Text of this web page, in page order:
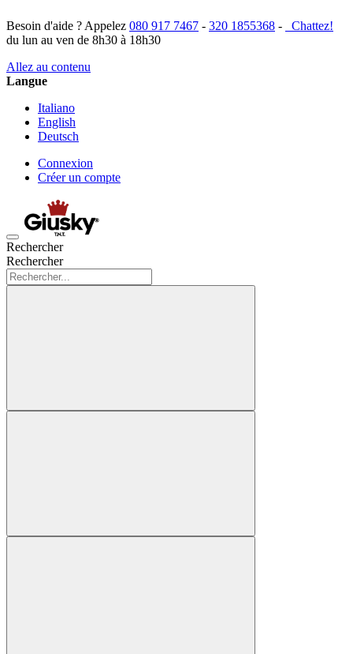
Besoin d'aide ? Appelez 080 917 7467 - 320 1855368 -
Chattez!
du lun au ven de 8h30 à 18h30
Allez au contenu
Langue
Italiano
English
Deutsch
Connexion
Créer un compte
Rechercher
Rechercher